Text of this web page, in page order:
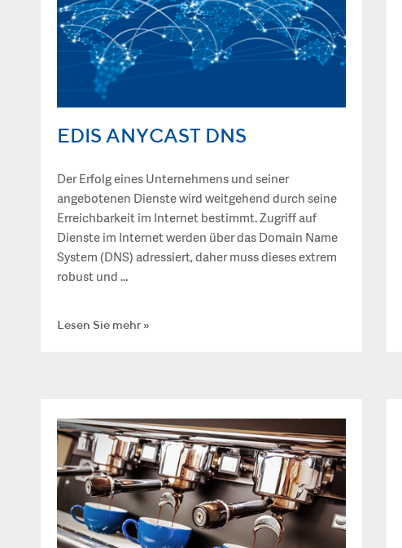
EDIS ANYCAST DNS
Der Erfolg eines Unternehmens und seiner
angebotenen Dienste wird weitgehend durch seine
Erreichbarkeit im Internet bestimmt. Zugriff auf
Dienste im Internet werden über das Domain Name
System (DNS) adressiert, daher muss dieses extrem
robust und …
Lesen Sie mehr